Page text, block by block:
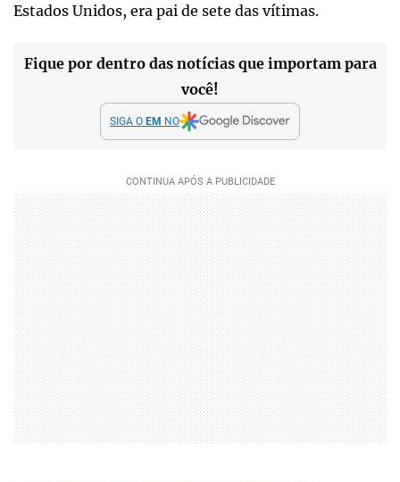
Estados Unidos, era pai de sete das vítimas.
Fique por dentro das notícias que importam para
você!
SIGA O EM NO